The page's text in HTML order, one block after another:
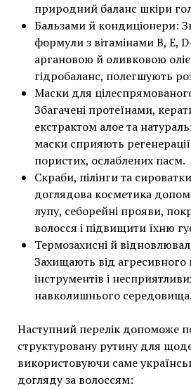
природний баланс шкіри
Бальзами й кондиціонери:
формули з вітамінами B, E,
аргановою й оливковою
гідробаланс, полегшують
Маски для
Збагачені протеїнами,
екстрактом алое та
маски сприяють
пористих, ослаблених пасм.
Скраби, пілінги та
доглядова косметика
лупу, себорейні прояви,
волосся і підвищити їхню
Термозахисні й
Захищають від агресивного
інструментів і
навколишнього середовища.
Наступний перелік допоможе
структуровану рутину для
використовуючи саме
догляду за волоссям: